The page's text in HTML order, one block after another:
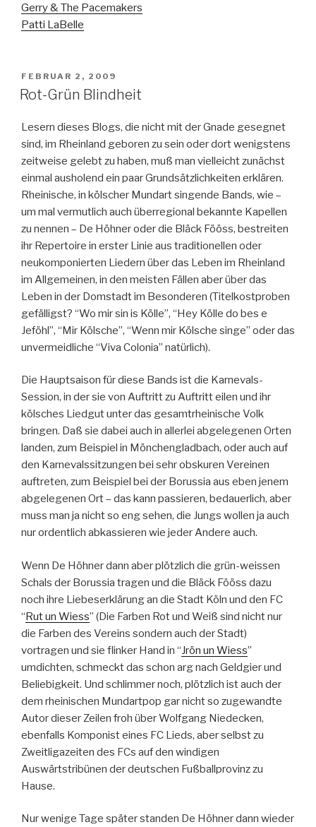
Gerry & The Pacemakers
Patti LaBelle
VERÖFFENTLICHT
AM
FEBRUAR 2, 2009
Rot-Grün Blindheit
Lesern dieses Blogs, die nicht mit der Gnade gesegnet
sind, im Rheinland geboren zu sein oder dort wenigstens
zeitweise gelebt zu haben, muß man vielleicht zunächst
einmal ausholend ein paar Grundsätzlichkeiten erklären.
Rheinische, in kölscher Mundart singende Bands, wie –
um mal vermutlich auch überregional bekannte Kapellen
zu nennen – De Höhner oder die Bläck Fööss, bestreiten
ihr Repertoire in erster Linie aus traditionellen oder
neukomponierten Liedern über das Leben im Rheinland
im Allgemeinen, in den meisten Fällen aber über das
Leben in der Domstadt im Besonderen (Titelkostproben
gefälligst? “Wo mir sin is Kölle”, “Hey Kölle do bes e
Jeföhl”, “Mir Kölsche”, “Wenn mir Kölsche singe” oder das
unvermeidliche “Viva Colonia” natürlich).
Die Hauptsaison für diese Bands ist die Karnevals-
Session, in der sie von Auftritt zu Auftritt eilen und ihr
kölsches Liedgut unter das gesamtrheinische Volk
bringen. Daß sie dabei auch in allerlei abgelegenen Orten
landen, zum Beispiel in Mönchengladbach, oder auch auf
den Karnevalssitzungen bei sehr obskuren Vereinen
auftreten, zum Beispiel bei der Borussia aus eben jenem
abgelegenen Ort – das kann passieren, bedauerlich, aber
muss man ja nicht so eng sehen, die Jungs wollen ja auch
nur ordentlich abkassieren wie jeder Andere auch.
Wenn De Höhner dann aber plötzlich die grün-weissen
Schals der Borussia tragen und die Bläck Fööss dazu
noch ihre Liebeserklärung an die Stadt Köln und den FC
“Rut un Wiess” (Die Farben Rot und Weiß sind nicht nur
die Farben des Vereins sondern auch der Stadt)
vortragen und sie flinker Hand in “Jrön un Wiess”
umdichten, schmeckt das schon arg nach Geldgier und
Beliebigkeit. Und schlimmer noch, plötzlich ist auch der
dem rheinischen Mundartpop gar nicht so zugewandte
Autor dieser Zeilen froh über Wolfgang Niedecken,
ebenfalls Komponist eines FC Lieds, aber selbst zu
Zweitligazeiten des FCs auf den windigen
Auswärtstribünen der deutschen Fußballprovinz zu
Hause.
Nur wenige Tage später standen De Höhner dann wieder